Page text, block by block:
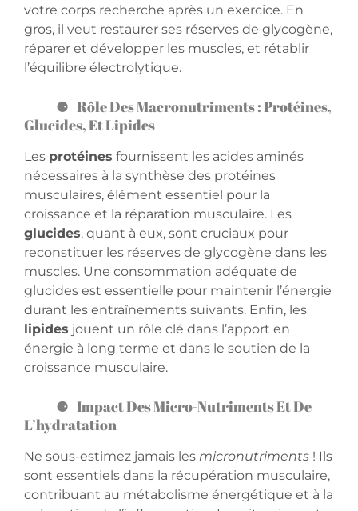
votre corps recherche après un exercice. En
gros, il veut restaurer ses réserves de glycogène,
réparer et développer les muscles, et rétablir
l’équilibre électrolytique.
Rôle Des Macronutriments : Protéines,
Glucides, Et Lipides
Les protéines fournissent les acides aminés
nécessaires à la synthèse des protéines
musculaires, élément essentiel pour la
croissance et la réparation musculaire. Les
glucides, quant à eux, sont cruciaux pour
reconstituer les réserves de glycogène dans les
muscles. Une consommation adéquate de
glucides est essentielle pour maintenir l’énergie
durant les entraînements suivants. Enfin, les
lipides jouent un rôle clé dans l’apport en
énergie à long terme et dans le soutien de la
croissance musculaire.
Impact Des Micro-Nutriments Et De
L’hydratation
Ne sous-estimez jamais les micronutriments ! Ils
sont essentiels dans la récupération musculaire,
contribuant au métabolisme énergétique et à la